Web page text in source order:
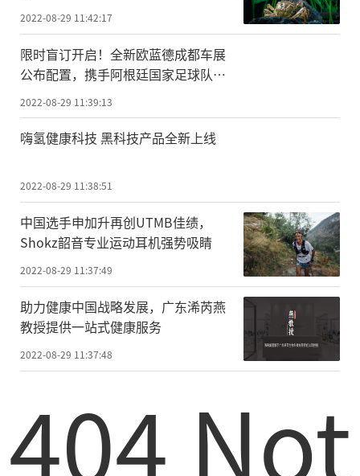
2022-08-29 11:42:17
限时盲订开启！全新欧蓝德成都车展
公布配置，携手阿根廷国家足球队威
2022-08-29 11:39:13
嗨氢健康科技 黑科技产品全新上线
2022-08-29 11:38:51
中国选手申加升再创UTMB佳绩，
Shokz韶音专业运动耳机强势吸睛
2022-08-29 11:37:49
助力健康中国战略发展，广东浠芮燕
教授提供一站式健康服务
2022-08-29 11:37:48
404 Not